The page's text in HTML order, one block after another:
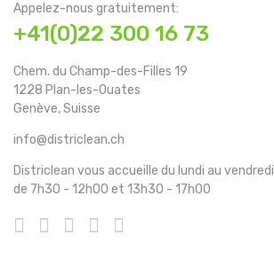
Appelez-nous gratuitement:
+41(0)22 300 16 73
Chem. du Champ-des-Filles 19
1228 Plan-les-Ouates
Genève, Suisse
info@districlean.ch
Districlean vous accueille du lundi au vendredi
de 7h30 - 12h00 et 13h30 - 17h00